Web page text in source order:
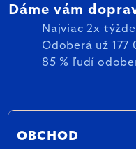
Dáme vám
Najviac 2x
Odoberá už
85 % ľudí
OBCHOD